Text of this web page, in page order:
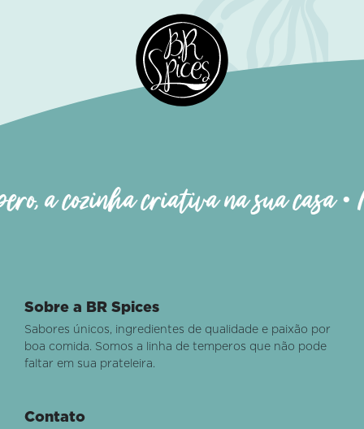
a cozinha criativa na sua casa
Sobre a BR Spices
Sabores únicos, ingredientes de qualidade e paixão por
boa comida. Somos a linha de temperos que não pode
faltar em sua prateleira.
Contato